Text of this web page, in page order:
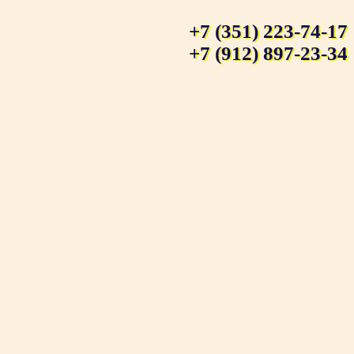
+7 (351) 223-74-17
+7 (912) 897-23-34